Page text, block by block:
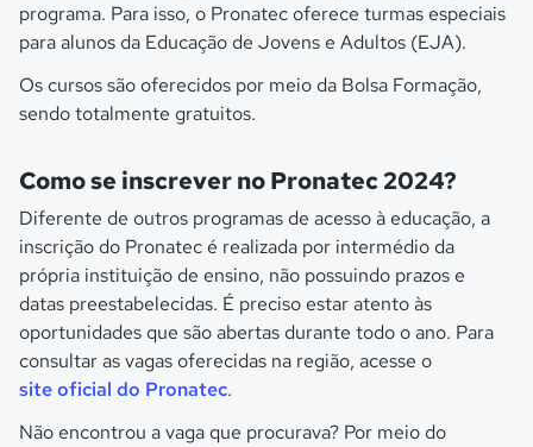
programa. Para isso, o Pronatec oferece turmas especiais
para alunos da Educação de Jovens e Adultos (EJA).
Os cursos são oferecidos por meio da Bolsa Formação,
sendo totalmente gratuitos.
Como se inscrever no Pronatec 2024?
Diferente de outros programas de acesso à educação, a
inscrição do Pronatec é realizada por intermédio da
própria instituição de ensino, não possuindo prazos e
datas preestabelecidas. É preciso estar atento às
oportunidades que são abertas durante todo o ano. Para
consultar as vagas oferecidas na região, acesse o
site oficial do Pronatec.
Não encontrou a vaga que procurava? Por meio do